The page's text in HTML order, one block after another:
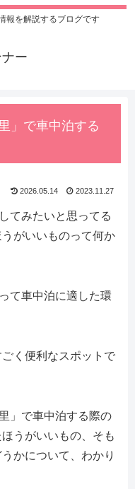
報を解説するブログです
ー
」で車中泊する
2026.05.14 2023.11.27
てみたいと思ってる
がいいものって何か
て車中泊に適した環
く便利なスポットで
」で車中泊する際の
うがいいもの、そも
かについて、わかり